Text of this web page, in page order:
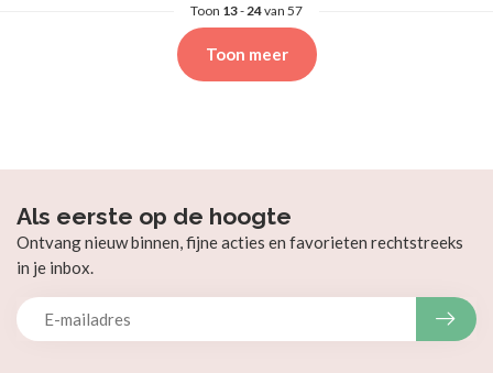
Toon 13-24van 57
Toon meer
Als eerste op de hoogte
Ontvang nieuw binnen, fijne acties en favorieten rechtstreeks
in je inbox.